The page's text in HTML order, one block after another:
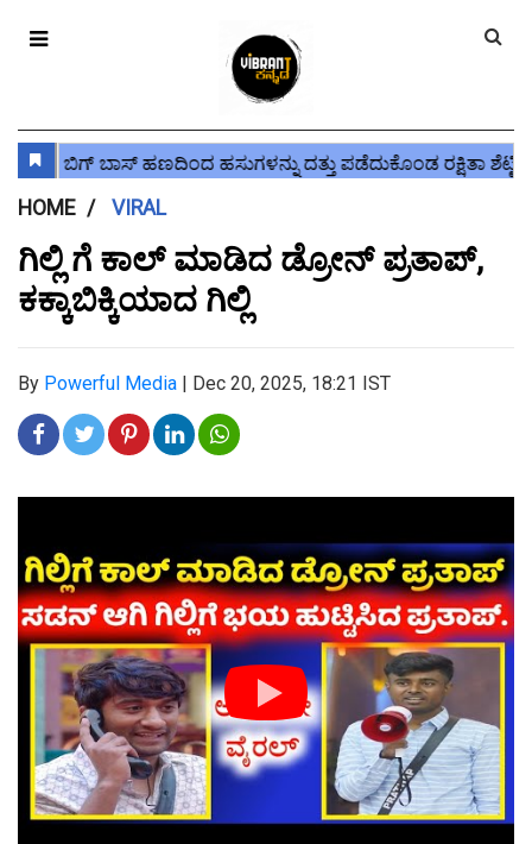
HOME VIRAL
ಗಿಲ್ಲಿ ಗೆ ಕಾಲ್ ಮಾಡಿದ ಡ್ರೋನ್ ಪ್ರತಾಪ್,
ಕಕ್ಕಾಬಿಕ್ಕಿಯಾದ ಗಿಲ್ಲಿ
By Powerful Media | Dec 20, 2025, 18:21 IST